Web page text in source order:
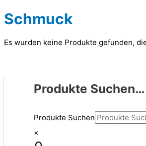
Schmuck
Es wurden keine Produkte gefunden,
Produkte Suchen…
Produkte Suchen
×